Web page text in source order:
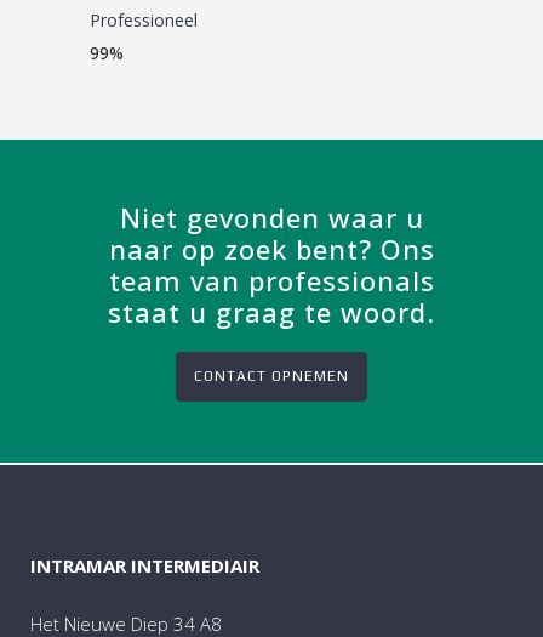
Professioneel
99%
Niet gevonden waar u
naar op zoek bent? Ons
team van professionals
staat u graag te woord.
CONTACT OPNEMEN
INTRAMAR INTERMEDIAIR
Het Nieuwe Diep 34 A8